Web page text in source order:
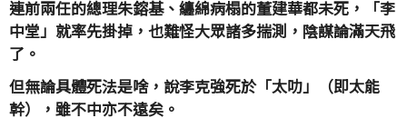
連前兩任的總理朱鎔基、纏綿病榻的董建華都未死，「李
中堂」就率先掛掉，也難怪大眾諸多揣測，陰謀論滿天飛
了。
但無論具體死法是啥，說李克強死於「太叻」（即太能
幹），雖不中亦不遠矣。